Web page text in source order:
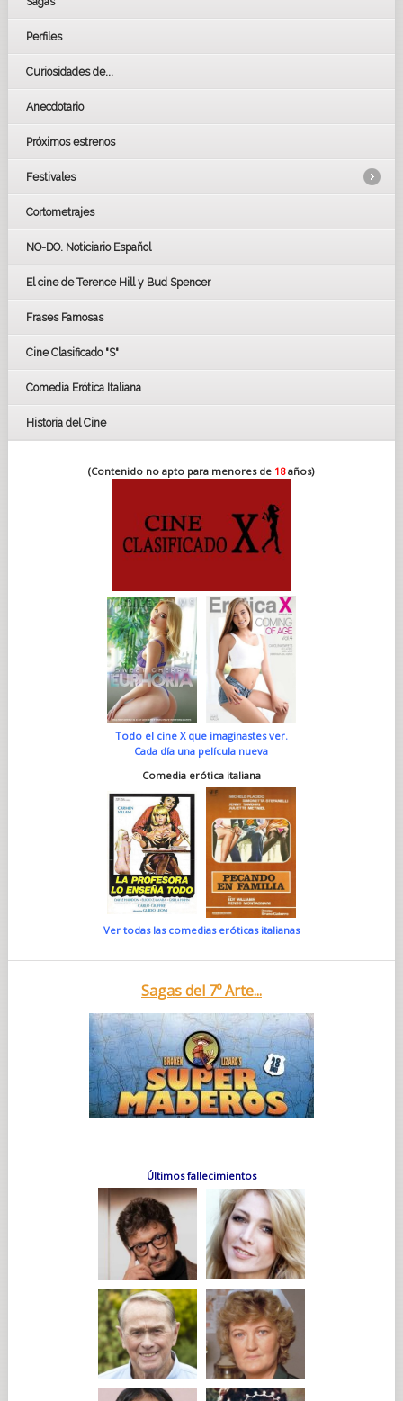
Perfiles
Curiosidades de...
Anecdotario
Próximos estrenos
Festivales
LOS OSCARS
GOYAS
BAFTA
Cortometrajes
NO-DO. Noticiario Español
El cine de Terence Hill y Bud Spencer
Frases Famosas
Cine Clasificado "S"
Comedia Erótica Italiana
Historia del Cine
(Contenido no apto para menores de 18años)
Todo el cine X que imaginastes ver.
Cada día una película nueva
Comedia erótica italiana
Ver todas las comedias eróticas italianas
Sagas del 7º Arte...
Últimos fallecimientos